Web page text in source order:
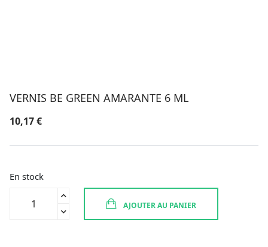
VERNIS BE GREEN AMARANTE 6 ML
10,17€
En stock
AJOUTER AU PANIER